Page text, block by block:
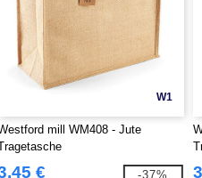
W1
mill WM408 - Jute
€ -37%